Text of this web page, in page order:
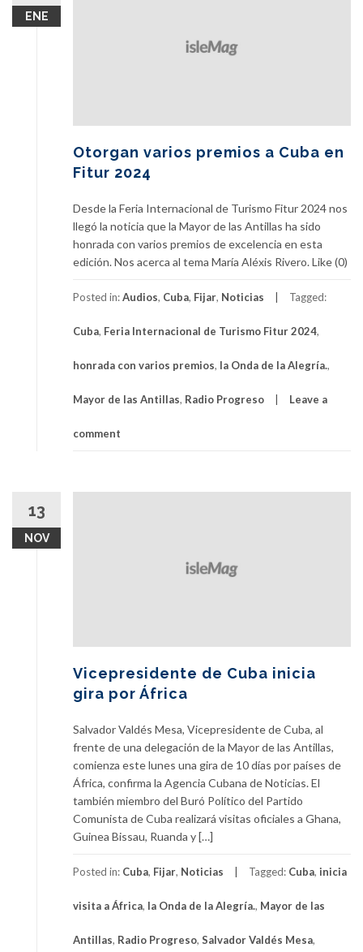
ENE
Otorgan varios premios a Cuba en
Fitur 2024
Desde la Feria Internacional de Turismo Fitur 2024 nos
llegó la noticia que la Mayor de las Antillas ha sido
honrada con varios premios de excelencia en esta
edición. Nos acerca al tema María Aléxis Rivero. Like (0)
Posted in:Audios, Cuba, Fijar, Noticias Tagged:
Cuba, Feria Internacional de Turismo Fitur 2024,
honrada con varios premios, la Onda de la Alegría.,
Mayor de las Antillas, Radio Progreso Leave a
comment
13
NOV
Vicepresidente de Cuba inicia
gira por África
Salvador Valdés Mesa, Vicepresidente de Cuba, al
frente de una delegación de la Mayor de las Antillas,
comienza este lunes una gira de 10 días por países de
África, confirma la Agencia Cubana de Noticias. El
también miembro del Buró Político del Partido
Comunista de Cuba realizará visitas oficiales a Ghana,
Guinea Bissau, Ruanda y […]
Posted in: Cuba, Fijar, Noticias Tagged: Cuba, inicia
visita a África, la Onda de la Alegría., Mayor de las
Antillas, Radio Progreso, Salvador Valdés Mesa,